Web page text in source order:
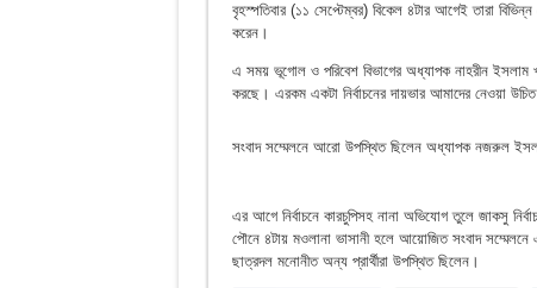
বৃহস্পতিবার (১১ সেপ্টেম্বর) বিকেল ৪টার আগেই তারা
করেন।
এ সময় ভূগোল ও পরিবেশ বিভাগের অধ্যাপক নাহরীন ইসলাম
করছে। এরকম একটা নির্বাচনের দায়ভার আমাদের নেওয়া
সংবাদ সম্মেলনে আরো উপস্থিত ছিলেন অধ্যাপক নজরুল
এর আগে নির্বাচনে কারচুপিসহ নানা অভিযোগ তুলে জাকসু
পৌনে ৪টায় মওলানা ভাসানী হলে আয়োজিত সংবাদ সম্মেলনে
ছাত্রদল মনোনীত অন্য প্রার্থীরা উপস্থিত ছিলেন।